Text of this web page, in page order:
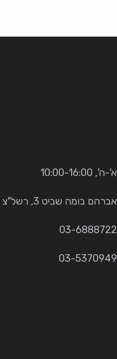
א'-ה', 10:00-16:00
אברהם בומה שביט 3, רשל"צ
03-6888722
03-5370949